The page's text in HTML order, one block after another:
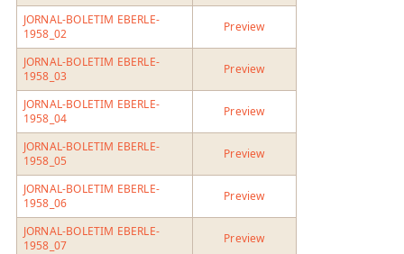
JORNAL-BOLETIM EBERLE-
1958_02
Preview
JORNAL-BOLETIM EBERLE-
1958_03
Preview
JORNAL-BOLETIM EBERLE-
1958_04
Preview
JORNAL-BOLETIM EBERLE-
1958_05
Preview
JORNAL-BOLETIM EBERLE-
1958_06
Preview
JORNAL-BOLETIM EBERLE-
1958_07
Preview